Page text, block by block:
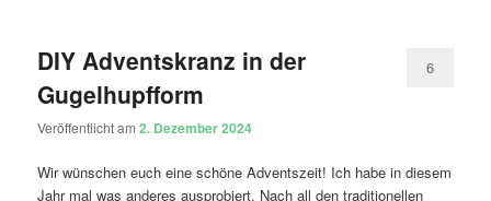
DIY Adventskranz in der
Gugelhupfform
Veröffentlicht am2. Dezember 2024
6
Wir wünschen euch eine schöne Adventszeit! Ich habe in diesem
Jahr mal was anderes ausprobiert. Nach all den traditionellen